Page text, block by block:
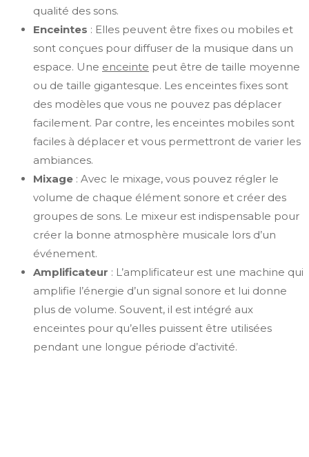
qualité des sons.
Enceintes : Elles peuvent être fixes ou mobiles et
sont conçues pour diffuser de la musique dans un
espace. Une enceinte peut être de taille moyenne
ou de taille gigantesque. Les enceintes fixes sont
des modèles que vous ne pouvez pas déplacer
facilement. Par contre, les enceintes mobiles sont
faciles à déplacer et vous permettront de varier les
ambiances.
Mixage : Avec le mixage, vous pouvez régler le
volume de chaque élément sonore et créer des
groupes de sons. Le mixeur est indispensable pour
créer la bonne atmosphère musicale lors d’un
événement.
Amplificateur : L’amplificateur est une machine qui
amplifie l’énergie d’un signal sonore et lui donne
plus de volume. Souvent, il est intégré aux
enceintes pour qu’elles puissent être utilisées
pendant une longue période d’activité.